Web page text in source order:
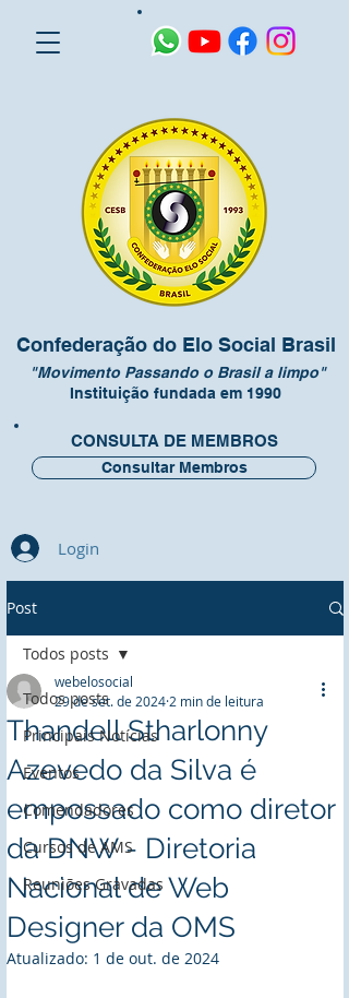
Confederação do Elo Social Brasil
"Movimento Passando o Brasil a limpo"
Instituição fundada em 1990
CONSULTA DE MEMBROS
Consultar Membros
Login
Post
Todos posts
Principais Notícias
Eventos
Comendadores
Cursos de AMS
Reuniões Gravadas
Todos posts
Thandell Stharlonny
Azevedo da Silva é
empossado como diretor
da DNW - Diretoria
Nacional de Web
Designer da OMS
webelosocial
29 de set. de 2024 2 min de leitura
Atualizado: 1 de out. de 2024